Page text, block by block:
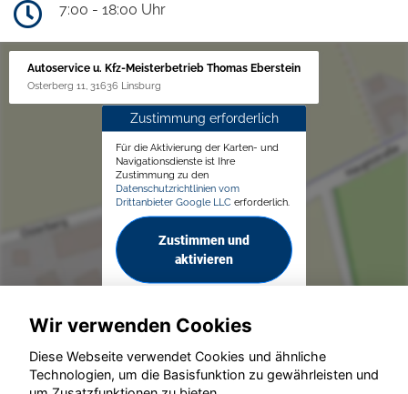
7:00 - 18:00 Uhr
Autoservice u. Kfz-Meisterbetrieb Thomas Eberstein
Osterberg 11, 31636 Linsburg
Zustimmung erforderlich
Für die Aktivierung der Karten- und
Navigationsdienste ist Ihre
Zustimmung zu den
Datenschutzrichtlinien vom
Drittanbieter Google LLC erforderlich.
Zustimmen und
aktivieren
Wir verwenden Cookies
Diese Webseite verwendet Cookies und ähnliche
Technologien, um die Basisfunktion zu gewährleisten und